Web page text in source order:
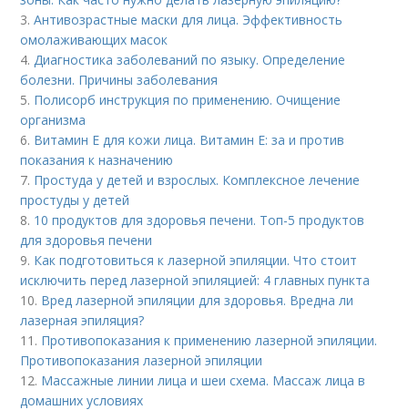
3.Антивозрастные маски для лица. Эффективность
омолаживающих масок
4.Диагностика заболеваний по языку. Определение
болезни. Причины заболевания
5. Полисорб инструкция по применению. Очищение
организма
6. Витамин E для кожи лица. Витамин Е: за и против
показания к назначению
7. Простуда у детей и взрослых. Комплексное лечение
простуды у детей
8. 10 продуктов для здоровья печени. Топ-5 продуктов
для здоровья печени
9. Как подготовиться к лазерной эпиляции. Что стоит
исключить перед лазерной эпиляцией: 4 главных пункта
10. Вред лазерной эпиляции для здоровья. Вредна ли
лазерная эпиляция?
11. Противопоказания к применению лазерной эпиляции.
Противопоказания лазерной эпиляции
12. Массажные линии лица и шеи схема. Массаж лица в
домашних условиях